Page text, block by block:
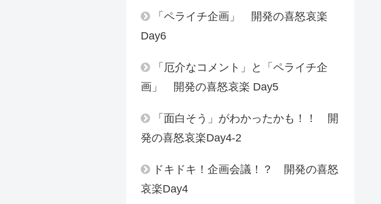
「ペライチ企画」 開発の喜怒哀楽
Day6
「厄介なコメント」と「ペライチ企
画」 開発の喜怒哀楽 Day5
「面白そう」がわかったかも！！ 開
発の喜怒哀楽Day4-2
ドキドキ！企画会議！？ 開発の喜怒
哀楽Day4